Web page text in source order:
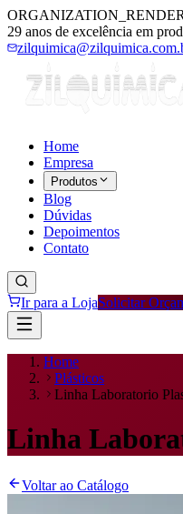
29 anos de excelência em
Home
Empresa
Produtos
Blog
Dúvidas
Depoimentos
Contato
Ir para a LojaSolicitar
Home
Plásticos
Linha Laboratorio
Linha
Voltar ao Catálogo